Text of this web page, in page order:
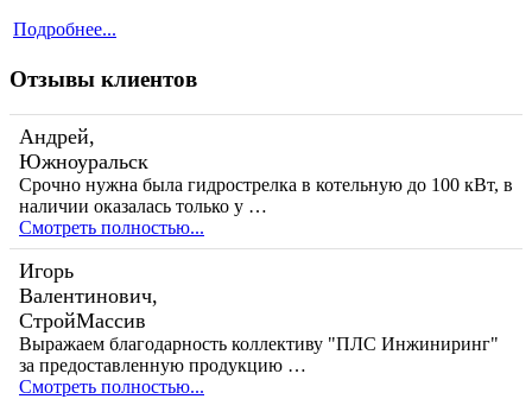
Подробнее...
Отзывы клиентов
Андрей,
Южноуральск
Срочно нужна была гидрострелка в котельную до 100 кВт, в
наличии оказалась только у …
Смотреть полностью...
Игорь
Валентинович,
СтройМассив
Выражаем благодарность коллективу "ПЛС Инжиниринг"
за предоставленную продукцию …
Смотреть полностью...